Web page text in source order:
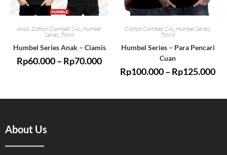
Anak, Cotton Combed 24s, Humbel
Series, Tshirt
Humbel Series Anak – Ciamis
Rp60.000– Rp70.000
Cotton Combed 24s, Humbel Series,
Tshirt
Humbel Series – Para Pencari
Cuan
Rp100.000– Rp125.000
About Us